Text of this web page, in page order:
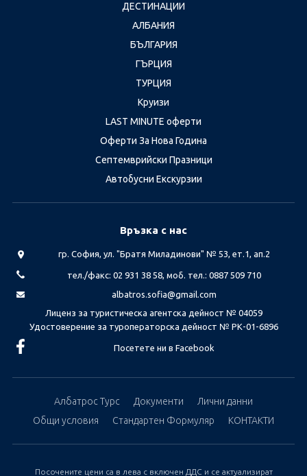
ДЕСТИНАЦИИ
АЛБАНИЯ
БЪЛГАРИЯ
ГЪРЦИЯ
ТУРЦИЯ
Круизи
LAST MINUTE оферти
Оферти За Нова Година
Септемврийски Празници
Автобусни Екскурзии
Връзка с нас
гр. София, ул. "Братя Миладинови" № 53, ет.1, ап.2
тел./факс: 02 931 38 58, моб. тел.: 0887 509 710
albatros.sofia@gmail.com
Лиценз за туристическа агентска дейност № 04059
Удостоверение за туроператорска дейност № РК-01-6896
Посетете ни в Facebook
Албатрос Турс Документи
Лични данни
Общи условия
Стандартен Формуляр КОНТАКТИ
Посочените цени са в лева с включен ДДС и се актуализират